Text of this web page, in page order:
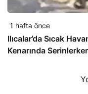
1 hafta önce
Ilıcalar’da Sıcak
Kenarında